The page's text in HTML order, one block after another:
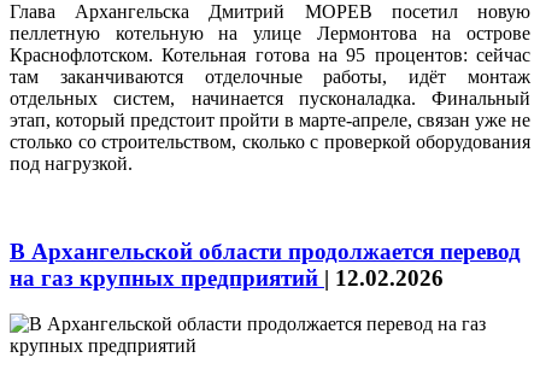
Глава Архангельска Дмитрий МОРЕВ посетил новую
пеллетную котельную на улице Лермонтова на острове
Краснофлотском. Котельная готова на 95 процентов: сейчас
там заканчиваются отделочные работы, идёт монтаж
отдельных систем, начинается пусконаладка. Финальный
этап, который предстоит пройти в марте-апреле, связан уже не
столько со строительством, сколько с проверкой оборудования
под нагрузкой.
В Архангельской области продолжается перевод
на газ крупных предприятий | 12.02.2026